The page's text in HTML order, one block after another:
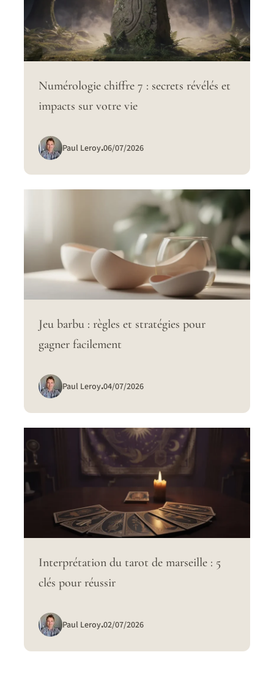
Numérologie chiffre 7 : secrets révélés et
impacts sur votre vie
Paul Leroy.06/07/2026
Jeu barbu : règles et stratégies pour
gagner facilement
Paul Leroy.04/07/2026
Interprétation du tarot de marseille : 5
clés pour réussir
Paul Leroy.02/07/2026